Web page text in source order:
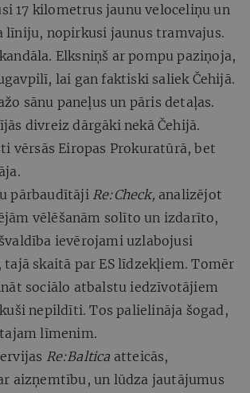
17 kilometrus jaunu veloceliņu un
līniju, nopirkusi jaunus tramvajus.
Elksniņš ar pompu paziņoja,
lai gan faktiski saliek Čehijā.
sānu paneļus un pāris detaļas.
divreiz dārgāki nekā Čehijā.
vērsās Eiropas Prokuratūrā, bet
pārbaudītāji Re:Check, analizējot
vēlēšanām solīto un izdarīto,
ievērojami uzlabojusi
skaitā par ES līdzekļiem. Tomēr
sociālo atbalstu iedzīvotājiem
nepildīti. Tos palielināja šogad,
līmenim.
Re:Baltica atteicās,
aizņemtību, un lūdza jautājumus